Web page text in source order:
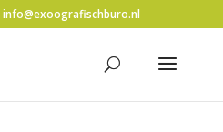
info@exoografischburo.nl